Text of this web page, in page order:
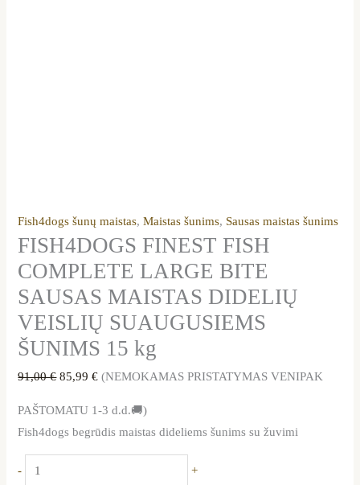
Fish4dogs šunų maistas,Maistas šunims, Sausas maistas šunims
FISH4DOGS FINEST FISH
COMPLETE LARGE BITE
SAUSAS MAISTAS DIDELIŲ
VEISLIŲ SUAUGUSIEMS
ŠUNIMS 15 kg
91,00€ 85,99€ (NEMOKAMAS PRISTATYMAS VENIPAK
PAŠTOMATU 1-3 d.d.🚚)
Fish4dogs begrūdis maistas dideliems šunims su žuvimi
- +